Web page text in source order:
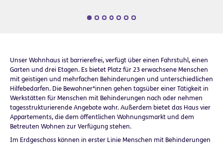
Unser Wohnhaus ist barrierefrei, verfügt über einen Fahrstuhl, einen
Garten und drei Etagen. Es bietet Platz für 23 erwachsene Menschen
mit geistigen und mehrfachen Behinderungen und unterschiedlichen
Hilfebedarfen. Die Bewohner*innen gehen tagsüber einer Tätigkeit in
Werkstätten für Menschen mit Behinderungen nach oder nehmen
tagesstrukturierende Angebote wahr. Außerdem bietet das Haus vier
Appartements, die dem öffentlichen Wohnungsmarkt und dem
Betreuten Wohnen zur Verfügung stehen.
Im Erdgeschoss können in erster Linie Menschen mit Behinderungen